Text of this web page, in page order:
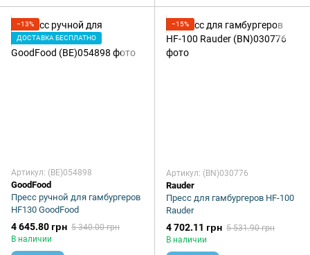
−13%
ДОСТАВКА БЕСПЛАТНО
Артикул: (BE)054898
GoodFood
Пресс ручной для гамбургеров
HF130 GoodFood
4 645.80 грн 5 340.00 грн
В наличии
−15%
Артикул: (BN)030776
Rauder
Пресс для гамбургеров HF-100
Rauder
4 702.11 грн 5 531.90 грн
В наличии